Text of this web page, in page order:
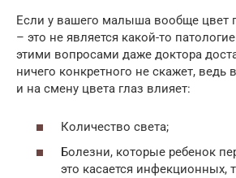
Если у вашего малыша вообще цвет
– это не является какой-то
этими вопросами даже доктора
ничего конкретного не скажет, ведь
и на смену цвета глаз влияет:
Количество света;
Болезни, которые ребенок
это касается инфекционных,